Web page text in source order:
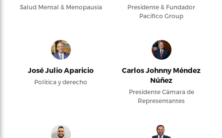
Salud Mental & Menopausia
Presidente & Fundador
Pacifico Group
José Julio Aparicio
Política y derecho
Carlos Johnny Méndez
Núñez
Presidente Cámara de
Representantes